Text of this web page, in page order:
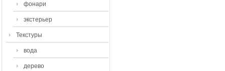
фонари
экстерьер
Текстуры
вода
дерево